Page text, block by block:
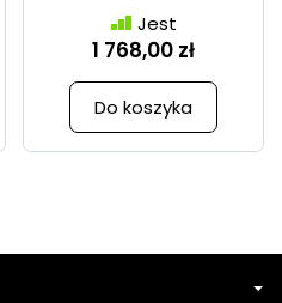
Jest
1 768,00 zł
Do koszyka